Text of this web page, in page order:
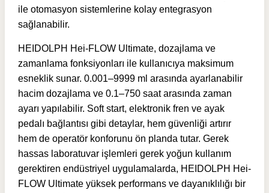
ile otomasyon sistemlerine kolay entegrasyon
sağlanabilir.
HEIDOLPH Hei-FLOW Ultimate, dozajlama ve
zamanlama fonksiyonları ile kullanıcıya maksimum
esneklik sunar. 0.001–9999 ml arasında ayarlanabilir
hacim dozajlama ve 0.1–750 saat arasında zaman
ayarı yapılabilir. Soft start, elektronik fren ve ayak
pedalı bağlantısı gibi detaylar, hem güvenliği artırır
hem de operatör konforunu ön planda tutar. Gerek
hassas laboratuvar işlemleri gerek yoğun kullanım
gerektiren endüstriyel uygulamalarda, HEIDOLPH Hei-
FLOW Ultimate yüksek performans ve dayanıklılığı bir